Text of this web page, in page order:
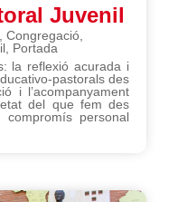
Juvenil
Congregació,
, Portada
la reflexió acurada i
pastorals des
i l’acompanyament
del que fem des
personal